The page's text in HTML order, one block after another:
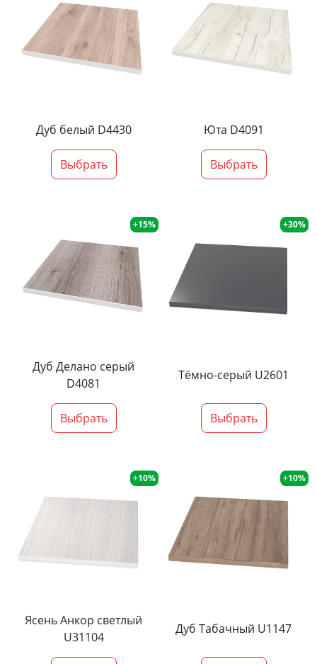
Дуб белый D4430
Выбрать
Юта D4091
Выбрать
+15%
Дуб Делано серый
D4081
Выбрать
+30%
Тёмно-серый U2601
Выбрать
+10%
Ясень Анкор светлый
U31104
+10%
Дуб Табачный U1147